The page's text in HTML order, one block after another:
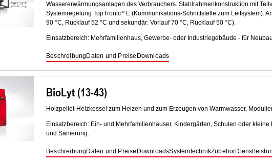
Wassererwärmungsanlagen des Verbrauchers. Stahlrahmenkonstruktion mit
Systemregelung TopTronic
E (Kommunikations-Schnittstelle zum Leitsystem).
90 °C, Rücklauf 52 °C und sekundär: Vorlauf 70 °C, Rücklauf 50 °C).
Einsatzbereich: Mehrfamilienhaus, Gewerbe- oder Industriegebäude - für
Beschreibung Daten und Preise Downloads
BioLyt (13-43)
Holzpellet-Heizkessel zum Heizen und zum Erzeugen von Warmwasser.
Einsatzbereich: Ein- und Mehrfamilienhäuser, Kindergärten, Schulen oder
und Sanierung.
Beschreibung Daten und Preise DownloadsSystemtechnikZubehör